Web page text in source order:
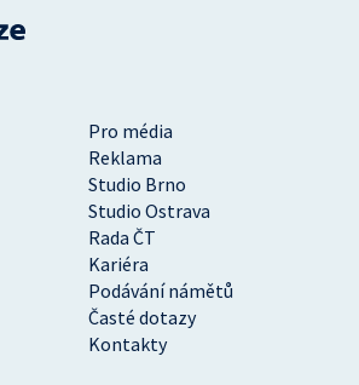
Pro média
Reklama
Studio Brno
Studio Ostrava
Rada ČT
Kariéra
Podávání námětů
Časté dotazy
Kontakty